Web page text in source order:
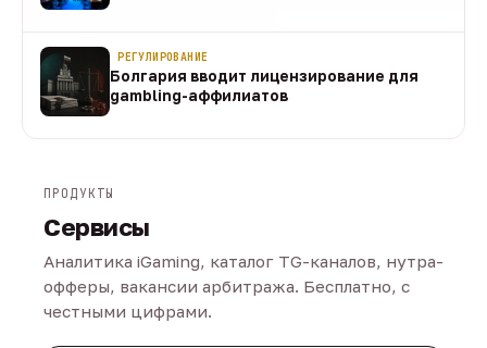
РЕГУЛИРОВАНИЕ
Болгария вводит лицензирование для
gambling-аффилиатов
ПРОДУКТЫ
Сервисы
Аналитика iGaming, каталог TG-каналов, нутра-
офферы, вакансии арбитража. Бесплатно, с
честными цифрами.